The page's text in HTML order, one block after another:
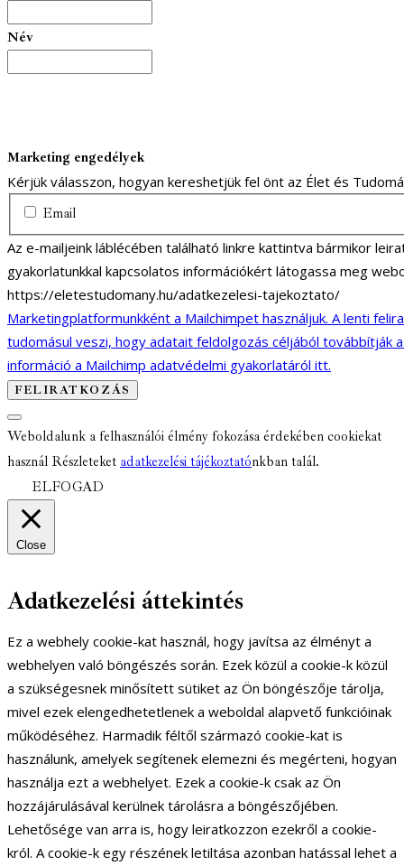
Név
Marketing engedélyek
Kérjük válasszon, hogyan kereshetjük fel önt az Élet és
Email
Az e-mailjeink láblécében található linkre kattintva bármikor
gyakorlatunkkal kapcsolatos információkért látogassa meg
https://eletestudomany.hu/adatkezelesi-tajekoztato/
Marketingplatformunkként a Mailchimpet használjuk. A lenti
tudomásul veszi, hogy adatait feldolgozás céljából továbbítják
információ a Mailchimp adatvédelmi gyakorlatáról itt.
Weboldalunk a felhasználói élmény fokozása érdekében cookiekat
használ Részleteket adatkezelési tájékoztatónkban talál.
ELFOGAD
Close
Adatkezelési áttekintés
Ez a webhely cookie-kat használ, hogy javítsa az élményt a
webhelyen való böngészés során. Ezek közül a cookie-k közül
a szükségesnek minősített sütiket az Ön böngészője tárolja,
mivel ezek elengedhetetlenek a weboldal alapvető funkcióinak
működéséhez. Harmadik féltől származó cookie-kat is
használunk, amelyek segítenek elemezni és megérteni, hogyan
használja ezt a webhelyet. Ezek a cookie-k csak az Ön
hozzájárulásával kerülnek tárolásra a böngészőjében.
Lehetősége van arra is, hogy leiratkozzon ezekről a cookie-
król. A cookie-k egy részének letiltása azonban hatással lehet a